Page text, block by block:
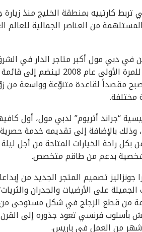
من العناصر الجمالية للعالم
في دبي مول أكبر متاجر الدار في
مساحة 1000 متر مربع، وكان قد افُتتح
مقصداً لقاعدة متنوّعة وواسعة
“جراند أتريوم” لدبي مول، أول
وذلك بالإضافة إلى تقديمه خدمة
راحة الخيارات المتاحة من أجل ليلة
بدعم من طاقم متخصص.
تصميم المتجر الجديد من
على الأرضيات والجدران
من قطع الزجاج في شكل مستوحى من
بأسلوب فرنسي تعود جذوره إلى القرن